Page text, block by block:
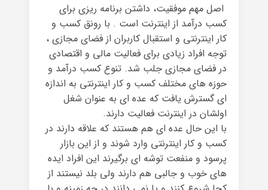
اصل مهم موفقیت، داشتن برنامه ریزی برای
کسب درآمد از اینترنت است . با رونق کسب و
کار اینترنتی و استقبال کاربران از فضای مجازی ،
توجه افراد زیادی برای فعالیت مالی و اقتصادی
در فضای مجازی جلب شد. تنوع کسب درآمد و
حوزه های مختلف کسب و کار اینترنتی به اندازه
ای گسترش یافت که عده ای به عنوان شغل
اولشان در اینترنت فعالیت دارند.
با این حال عده ای هم هستند که علاقه دارند در
کسب و کار اینترنتی وارد شوند و از این بازار
پرسود و منفعت توشه ای برگیرند این افراد ایده
های خوب و جالبی هم دارند ولی بلد نیستند از